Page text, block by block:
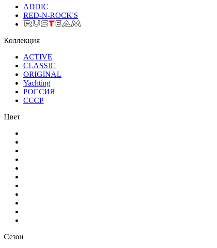
ADDIC
RED-N-ROCK'S
Коллекция
ACTIVE
CLASSIC
ORIGINAL
Yachting
РОССИЯ
СССР
Цвет
Сезон